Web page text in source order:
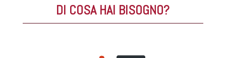
DI COSA HAI BISOGNO?